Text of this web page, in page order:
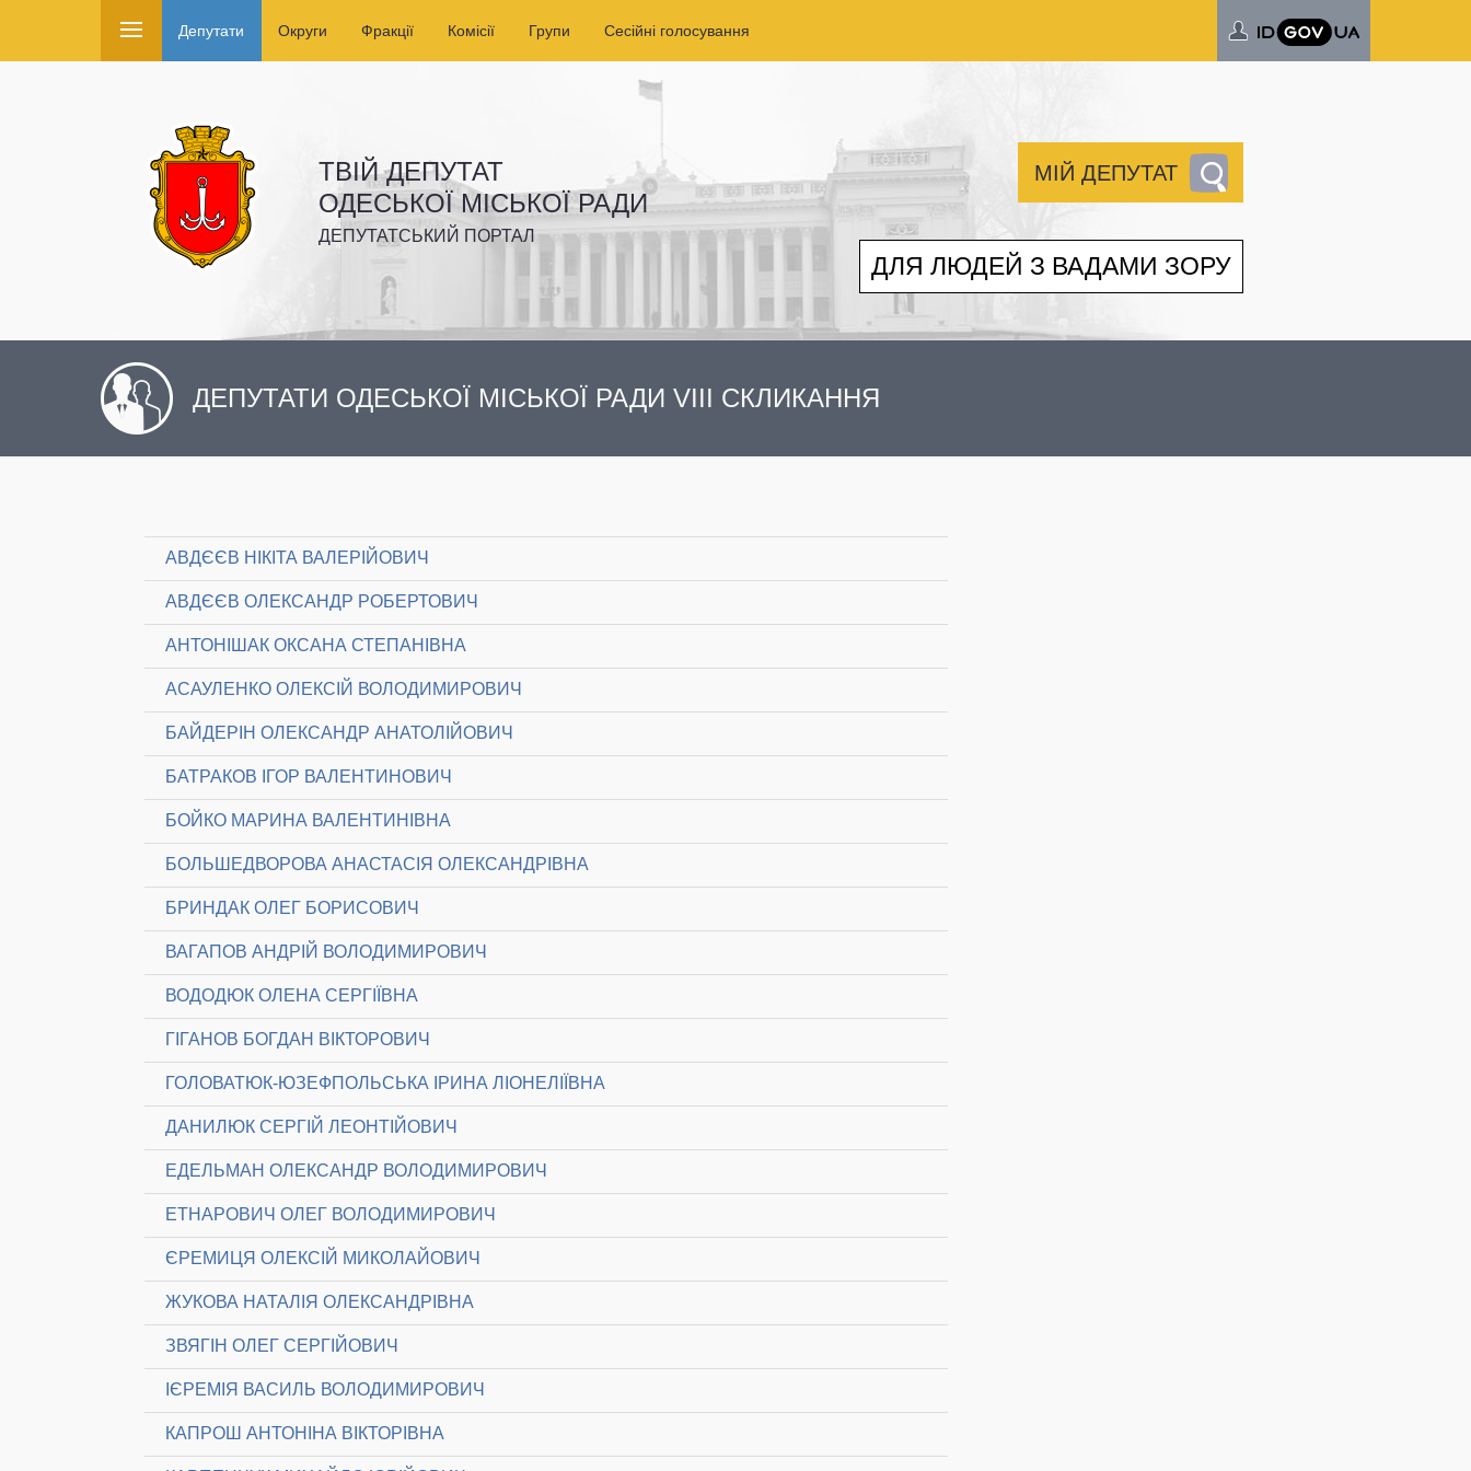
Депутати Округи Фракції Комісії Групи Сесійні голосування
ТВІЙ ДЕПУТАТ
ОДЕСЬКОЇ МІСЬКОЇ РАДИ
ДЕПУТАТСЬКИЙ ПОРТАЛ
МІЙ ДЕПУТАТ
ДЛЯ ЛЮДЕЙ З ВАДАМИ ЗОРУ
ДЕПУТАТИ ОДЕСЬКОЇ МІСЬКОЇ РАДИ VIII СКЛИКАННЯ
АВДЄЄВ НІКІТА ВАЛЕРІЙОВИЧ
АВДЄЄВ ОЛЕКСАНДР РОБЕРТОВИЧ
АНТОНІШАК ОКСАНА СТЕПАНІВНА
АСАУЛЕНКО ОЛЕКСІЙ ВОЛОДИМИРОВИЧ
БАЙДЕРІН ОЛЕКСАНДР АНАТОЛІЙОВИЧ
БАТРАКОВ ІГОР ВАЛЕНТИНОВИЧ
БОЙКО МАРИНА ВАЛЕНТИНІВНА
БОЛЬШЕДВОРОВА АНАСТАСІЯ ОЛЕКСАНДРІВНА
БРИНДАК ОЛЕГ БОРИСОВИЧ
ВАГАПОВ АНДРІЙ ВОЛОДИМИРОВИЧ
ВОДОДЮК ОЛЕНА СЕРГІЇВНА
ГІГАНОВ БОГДАН ВІКТОРОВИЧ
ГОЛОВАТЮК-ЮЗЕФПОЛЬСЬКА ІРИНА ЛІОНЕЛІЇВНА
ДАНИЛЮК СЕРГІЙ ЛЕОНТІЙОВИЧ
ЕДЕЛЬМАН ОЛЕКСАНДР ВОЛОДИМИРОВИЧ
ЕТНАРОВИЧ ОЛЕГ ВОЛОДИМИРОВИЧ
ЄРЕМИЦЯ ОЛЕКСІЙ МИКОЛАЙОВИЧ
ЖУКОВА НАТАЛІЯ ОЛЕКСАНДРІВНА
ЗВЯГІН ОЛЕГ СЕРГІЙОВИЧ
ІЄРЕМІЯ ВАСИЛЬ ВОЛОДИМИРОВИЧ
КАПРОШ АНТОНІНА ВІКТОРІВНА